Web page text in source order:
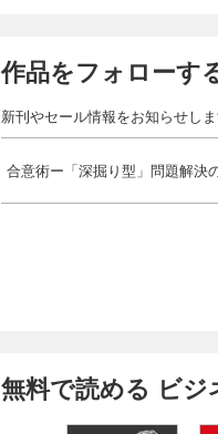
作品をフォローす
新刊やセール情報をお知らせしま
合意術ー「深掘り型」問題解決
無料で読める ビジ